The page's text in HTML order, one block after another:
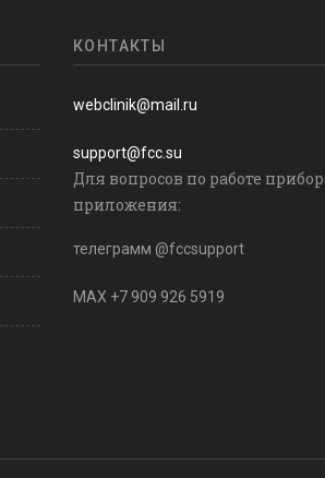
КОНТАКТЫ
webclinik@mail.ru
support@fcc.su
Для вопросов по работе
приложения:
телеграмм @fccsupport
MAX +7 909 926 5919